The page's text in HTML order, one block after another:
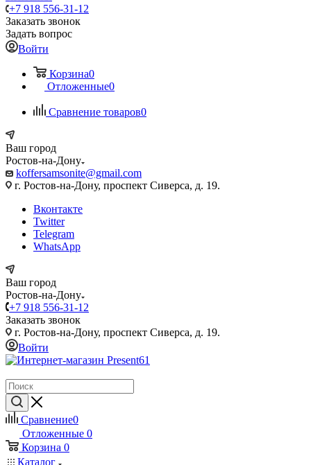
+7 918 556-31-12
Заказать звонок
Задать вопрос
Войти
Корзина0
Отложенные0
Сравнение товаров0
Ваш город
Ростов-на-Дону
koffersamsonite@gmail.com
г. Ростов-на-Дону, проспект Сиверса, д. 19.
Вконтакте
Twitter
Telegram
WhatsApp
Ваш город
Ростов-на-Дону
+7 918 556-31-12
Заказать звонок
г. Ростов-на-Дону, проспект Сиверса, д. 19.
Войти
Сравнение0
Отложенные 0
Корзина 0
Каталог